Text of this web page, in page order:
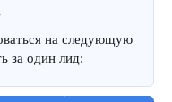
на следующую
за один лид: